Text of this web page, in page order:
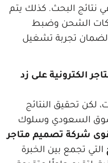
كذلك يتم
وضبط
تشغيل
على زد
النتائج
وسلوك
متاجر
الخبرة